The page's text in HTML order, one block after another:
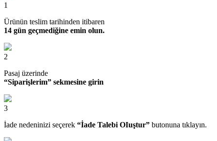
1
Ürünün teslim tarihinden itibaren
14 gün geçmediğine emin olun.
2
Pasaj üzerinde
“Siparişlerim” sekmesine girin
3
İade nedeninizi seçerek “İade Talebi OIuştur” butonuna tıklayın.